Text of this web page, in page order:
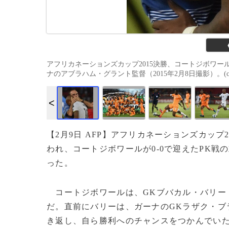
アフリカネーションズカップ2015決勝、コートジボワ
ナのアブラハム・グラント監督（2015年2月8日撮影）。
【2月9日 AFP】アフリカネーションズカップ
われ、コートジボワールが0-0で迎えたPK戦
った。
コートジボワールは、GKブバカル・バリー
だ。直前にバリーは、ガーナのGKラザク・ブ
き返し、自ら勝利へのチャンスをつかんでいた